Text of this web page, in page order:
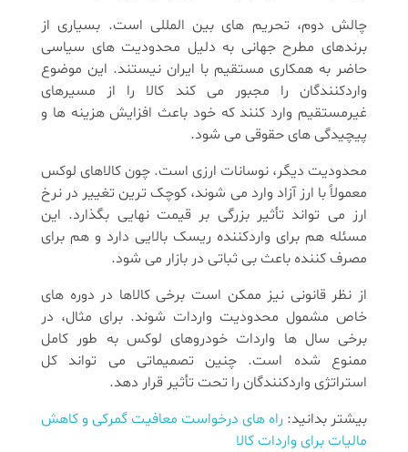
چالش دوم، تحریم های بین المللی است. بسیاری از
برندهای مطرح جهانی به دلیل محدودیت های سیاسی
حاضر به همکاری مستقیم با ایران نیستند. این موضوع
واردکنندگان را مجبور می کند کالا را از مسیرهای
غیرمستقیم وارد کنند که خود باعث افزایش هزینه ها و
پیچیدگی های حقوقی می شود.
محدودیت دیگر، نوسانات ارزی است. چون کالاهای لوکس
معمولاً با ارز آزاد وارد می شوند، کوچک ترین تغییر در نرخ
ارز می تواند تأثیر بزرگی بر قیمت نهایی بگذارد. این
مسئله هم برای واردکننده ریسک بالایی دارد و هم برای
مصرف کننده باعث بی ثباتی در بازار می شود.
از نظر قانونی نیز ممکن است برخی کالاها در دوره های
خاص مشمول محدودیت واردات شوند. برای مثال، در
برخی سال ها واردات خودروهای لوکس به طور کامل
ممنوع شده است. چنین تصمیماتی می تواند کل
استراتژی واردکنندگان را تحت تأثیر قرار دهد.
بیشتر بدانید: راه های درخواست معافیت گمرکی و کاهش
مالیات برای واردات کالا